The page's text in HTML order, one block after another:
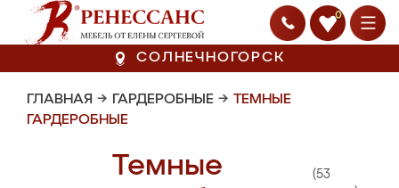
0
СОЛНЕЧНОГОРСК
ГЛАВНАЯ → ГАРДЕРОБНЫЕ → ТЕМНЫЕ
ГАРДЕРОБНЫЕ
Темные
(53